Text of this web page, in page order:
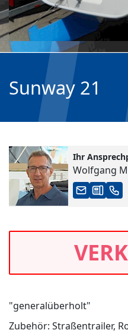
Sunway 21
Ihr
Wolfgang
"generalüberholt"
Zubehör: Straßentrailer,